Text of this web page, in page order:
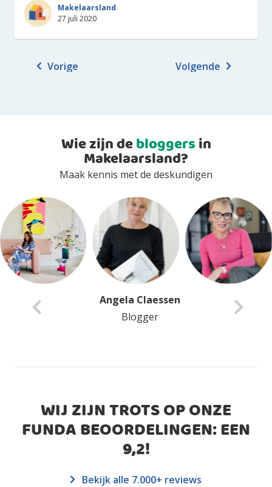
Makelaarsland
27 juli 2020
Vorige Volgende
Wie zijn debloggersin
Makelaarsland?
Maak kennis met de deskundigen
Anita Van Delft
Blogger
WIJ ZIJN TROTS OP ONZE
FUNDA BEOORDELINGEN: EEN
9,2!
Bekijk alle 7.000+ reviews